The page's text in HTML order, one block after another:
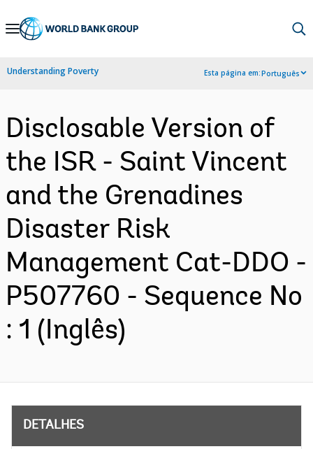
Skip
Navigation
Understanding Poverty Esta página em:Português
Disclosable Version of
the ISR - Saint Vincent
and the Grenadines
Disaster Risk
Management Cat-DDO -
P507760 - Sequence No
: 1 (Inglês)
DETALHES